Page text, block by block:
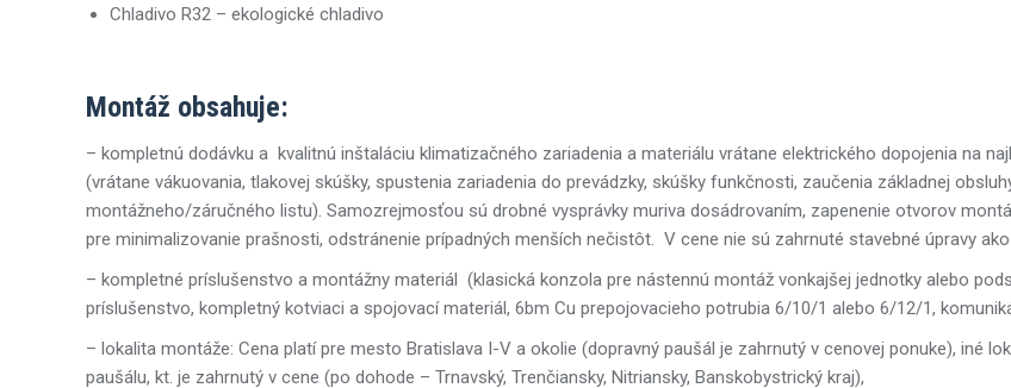
Chladivo R32 – ekologické chladivo
Montáž obsahuje:
– kompletnú dodávku a kvalitnú inštaláciu klimatizačného zariadenia a materiálu vrátane elektrického dopojenia na
(vrátane vákuovania, tlakovej skúšky, spustenia zariadenia do prevádzky, skúšky funkčnosti, zaučenia základnej
montážneho/záručného listu). Samozrejmosťou sú drobné vysprávky muriva dosádrovaním, zapenenie otvorov
pre minimalizovanie prašnosti, odstránenie prípadných menších nečistôt. V cene nie sú zahrnuté stavebné úpravy
– kompletné príslušenstvo a montážny materiál (klasická konzola pre nástennú montáž vonkajšej jednotky alebo
príslušenstvo, kompletný kotviaci a spojovací materiál, 6bm Cu prepojovacieho potrubia 6/10/1 alebo 6/12/1,
– lokalita montáže: Cena platí pre mesto Bratislava I-V a okolie (dopravný paušál je zahrnutý v cenovej ponuke), iné
paušálu, kt. je zahrnutý v cene (po dohode – Trnavský, Trenčiansky, Nitriansky, Banskobystrický kraj),